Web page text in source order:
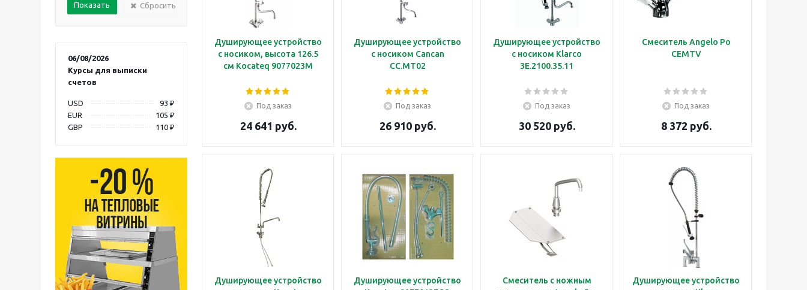
Сбросить
06/08/2026
Курсы для выписки
счетов
USD
93 ₽
EUR
105 ₽
GBP
110 ₽
Душирующее устройство
с носиком, высота 126.5
см Kocateq 9077023M
Под заказ
24 641 руб.
Душирующее устройство
с носиком Cancan
CC.MT02
Под заказ
26 910 руб.
Душирующее устройство
с носиком Klarco
3E.2100.35.11
Под заказ
30 520 руб.
Смеситель Angelo Po
CEMTV
Под заказ
8 372 руб.
Душирующее устройство
Душирующее устройство
Смеситель с ножным
Душирующее устройство